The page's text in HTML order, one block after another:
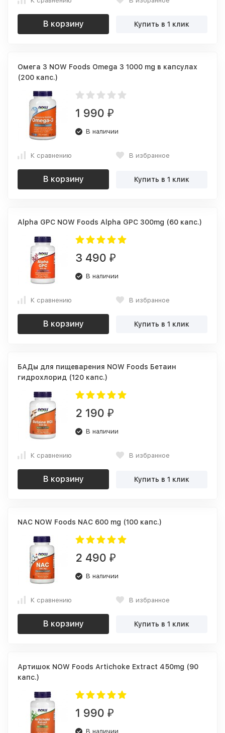
В корзину Купить в 1 клик
Омега 3 NOW Foods Omega 3 1000 mg в капсулах
(200 капс.)
1 990 ₽
В наличии
К сравнению В избранное
В корзину Купить в 1 клик
Alpha GPC NOW Foods Alpha GPC 300mg (60 капс.)
3 490 ₽
В наличии
К сравнению В избранное
В корзину Купить в 1 клик
БАДы для пищеварения NOW Foods Бетаин
гидрохлорид (120 капс.)
2 190 ₽
В наличии
К сравнению В избранное
В корзину Купить в 1 клик
NAC NOW Foods NAC 600 mg (100 капс.)
2 490 ₽
В наличии
К сравнению В избранное
В корзину Купить в 1 клик
Артишок NOW Foods Artichoke Extract 450mg (90
капс.)
1 990 ₽
В наличии